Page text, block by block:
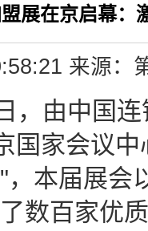
展在京启幕：
来源
由中国连
国家会议
，本届展会
数百家优